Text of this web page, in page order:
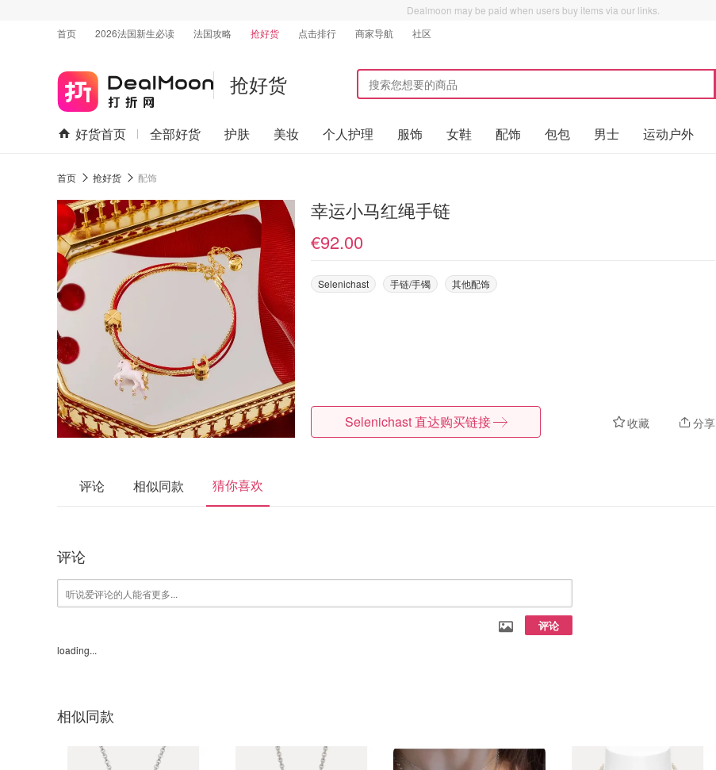
Dealmoon may be paid when users buy items via our links.
首页
2026法国新生必读 法国攻略 抢好货 点击排行 商家导航 社区
抢好货
好货首页 全部好货 护肤 美妆 个人护理 服饰 女鞋 配饰 包包 男士 运动户外
首页 抢好货 配饰
幸运小马红绳手链
€92.00
Selenichast 手链/手镯 其他配饰
收藏 分享
Selenichast 直达购买链接
评论 相似同款 猜你喜欢
评论
评论
loading...
相似同款